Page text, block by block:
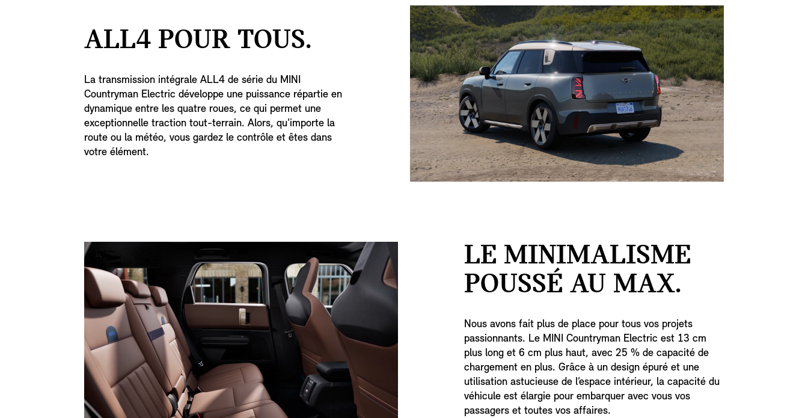
ALL4 POUR TOUS.
La transmission intégrale ALL4 de série du MINI
Countryman Electric développe une puissance répartie en
dynamique entre les quatre roues, ce qui permet une
exceptionnelle traction tout-terrain. Alors, qu'importe la
route ou la météo, vous gardez le contrôle et êtes dans
votre élément.
LE MINIMALISME
POUSSÉ AU MAX.
Nous avons fait plus de place pour tous vos projets
passionnants. Le MINI Countryman Electric est 13 cm
plus long et 6 cm plus haut, avec 25 % de capacité de
chargement en plus. Grâce à un design épuré et une
utilisation astucieuse de l’espace intérieur, la capacité du
véhicule est élargie pour embarquer avec vous vos
passagers et toutes vos affaires.